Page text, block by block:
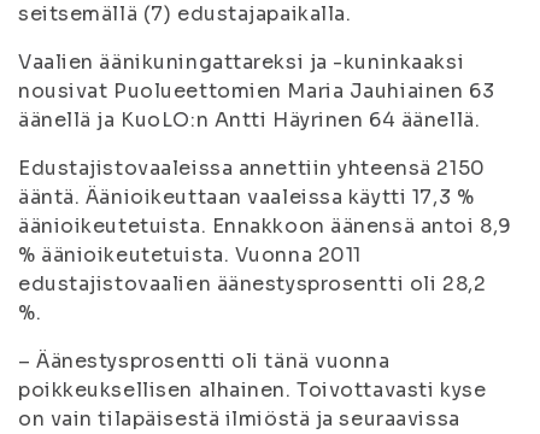
seitsemällä (7) edustajapaikalla.
Vaalien äänikuningattareksi ja -kuninkaaksi
nousivat Puolueettomien Maria Jauhiainen 63
äänellä ja KuoLO:n Antti Häyrinen 64 äänellä.
Edustajistovaaleissa annettiin yhteensä 2150
ääntä. Äänioikeuttaan vaaleissa käytti 17,3 %
äänioikeutetuista. Ennakkoon äänensä antoi 8,9
% äänioikeutetuista. Vuonna 2011
edustajistovaalien äänestysprosentti oli 28,2
%.
– Äänestysprosentti oli tänä vuonna
poikkeuksellisen alhainen. Toivottavasti kyse
on vain tilapäisestä ilmiöstä ja seuraavissa